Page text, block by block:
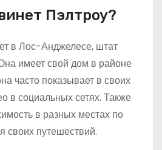
Пэлтроу?
в Лос-Анджелесе, штат
имеет свой дом в районе
часто показывает в своих
в социальных сетях. Также
в разных местах по
своих путешествий.